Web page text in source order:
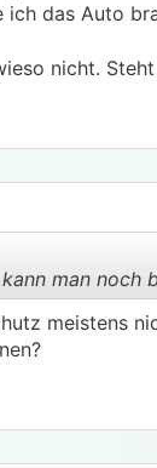
das Auto
nicht.
man noch
meistens